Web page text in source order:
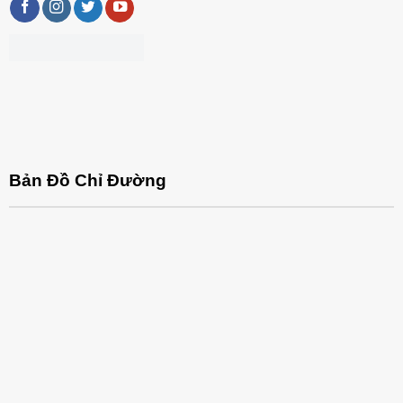
khi làm việc lâu dài.
Bản Đồ Chỉ Đường